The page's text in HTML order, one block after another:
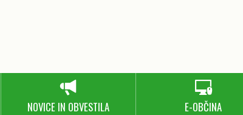
NOVICE IN OBVESTILA E-OBČINA